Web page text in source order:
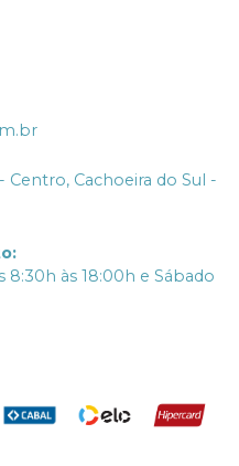
Centro, Cachoeira do Sul -
:
8:30h às 18:00h e Sábado